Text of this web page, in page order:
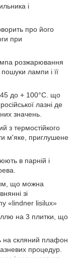
і
про його
при
розжарювання
лампи і її
45 до + 100°С. що
лазні де
значень.
з термостійкого
м'яке, приглушене
в парній і
що можна
зі
«lindner lisilux»
на 3 плитки, що
на скляний плафон
процедур.